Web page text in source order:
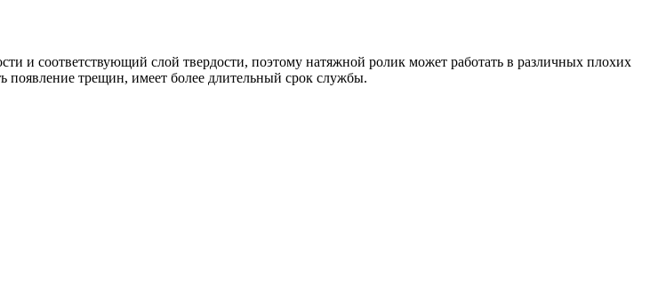
и соответствующий слой твердости, поэтому натяжной ролик может работать в различных плохих
появление трещин, имеет более длительный срок службы.